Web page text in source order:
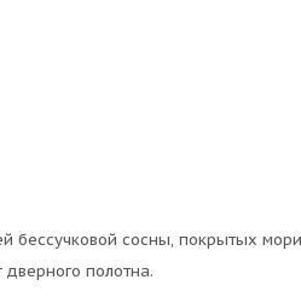
бессучковой сосны, покрытых
полотна.